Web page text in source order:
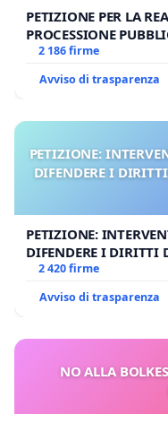
PETIZIONE PER LA
PROCESSIONE
MILANO
2 186 firme
Avviso di trasparenza
PETIZIONE:
DIFENDERE I
PETIZIONE:
DIFENDERE I DIRITTI
UDG)
2 420 firme
Avviso di trasparenza
NO ALLA